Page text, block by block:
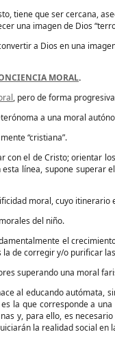
que ser cercana,
una imagen de Dios
a Dios en una imagen
MORAL.
, pero de forma
a una moral
“cristiana”.
el de Cristo; orientar los
línea, supone superar
moral, cuyo itinerario
del niño.
el crecimiento
de corregir y/o purificar
superando una moral
educando autómata,
la que corresponde a
y, para ello, es
la realidad social en